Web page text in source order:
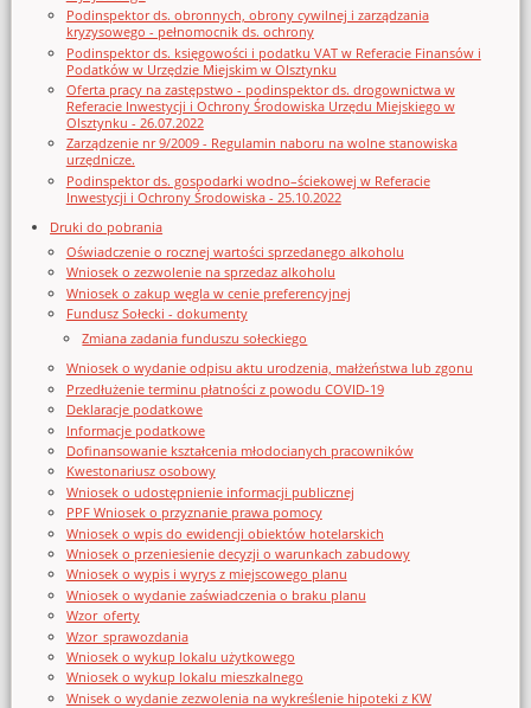
Podinspektor ds. obronnych, obrony cywilnej i zarządzania
kryzysowego - pełnomocnik ds. ochrony
Podinspektor ds. księgowości i podatku VAT w Referacie Finansów i
Podatków w Urzędzie Miejskim w Olsztynku
Oferta pracy na zastępstwo - podinspektor ds. drogownictwa w
Referacie Inwestycji i Ochrony Środowiska Urzędu Miejskiego w
Olsztynku - 26.07.2022
Zarządzenie nr 9/2009 - Regulamin naboru na wolne stanowiska
urzędnicze.
Podinspektor ds. gospodarki wodno–ściekowej w Referacie
Inwestycji i Ochrony Środowiska - 25.10.2022
Druki do pobrania
Oświadczenie o rocznej wartości sprzedanego alkoholu
Wniosek o zezwolenie na sprzedaz alkoholu
Wniosek o zakup węgla w cenie preferencyjnej
Fundusz Sołecki - dokumenty
Zmiana zadania funduszu sołeckiego
Wniosek o wydanie odpisu aktu urodzenia, małżeństwa lub zgonu
Przedłużenie terminu płatności z powodu COVID-19
Deklaracje podatkowe
Informacje podatkowe
Dofinansowanie kształcenia młodocianych pracowników
Kwestonariusz osobowy
Wniosek o udostępnienie informacji publicznej
PPF Wniosek o przyznanie prawa pomocy
Wniosek o wpis do ewidencji obiektów hotelarskich
Wniosek o przeniesienie decyzji o warunkach zabudowy
Wniosek o wypis i wyrys z miejscowego planu
Wniosek o wydanie zaświadczenia o braku planu
Wzor_oferty
Wzor_sprawozdania
Wniosek o wykup lokalu użytkowego
Wniosek o wykup lokalu mieszkalnego
Wnisek o wydanie zezwolenia na wykreślenie hipoteki z KW